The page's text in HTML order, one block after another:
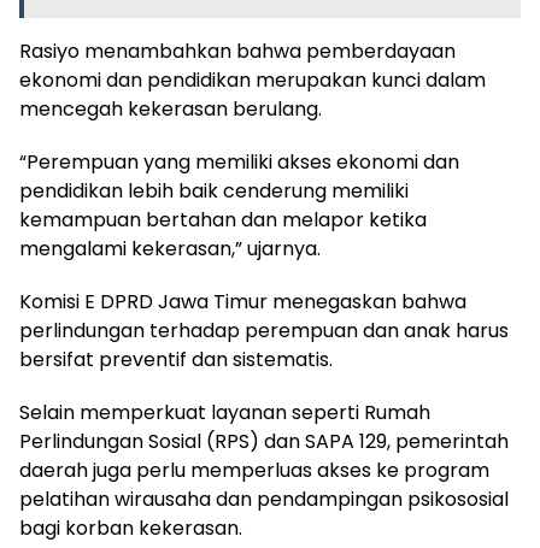
Rasiyo menambahkan bahwa pemberdayaan
ekonomi dan pendidikan merupakan kunci dalam
mencegah kekerasan berulang.
“Perempuan yang memiliki akses ekonomi dan
pendidikan lebih baik cenderung memiliki
kemampuan bertahan dan melapor ketika
mengalami kekerasan,” ujarnya.
Komisi E DPRD Jawa Timur menegaskan bahwa
perlindungan terhadap perempuan dan anak harus
bersifat preventif dan sistematis.
Selain memperkuat layanan seperti Rumah
Perlindungan Sosial (RPS) dan SAPA 129, pemerintah
daerah juga perlu memperluas akses ke program
pelatihan wirausaha dan pendampingan psikososial
bagi korban kekerasan.